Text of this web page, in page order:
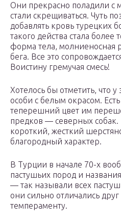
Они прекрасно поладили с
стали скрещиваться. Чуть
добавлять кровь турецких
такого действа стала более
форма тела, молниеносная
бега. Все это
Воистину гремучая смесь!
Хотелось бы отметить, что у
особи с белым окрасом. Есть
теперешний цвет им
предков — северных собак.
короткий, жесткий
благородный характер.
В Турции в начале 70-х
пастушьих пород и
— так называли всех
они сильно отличались
темпераменту.